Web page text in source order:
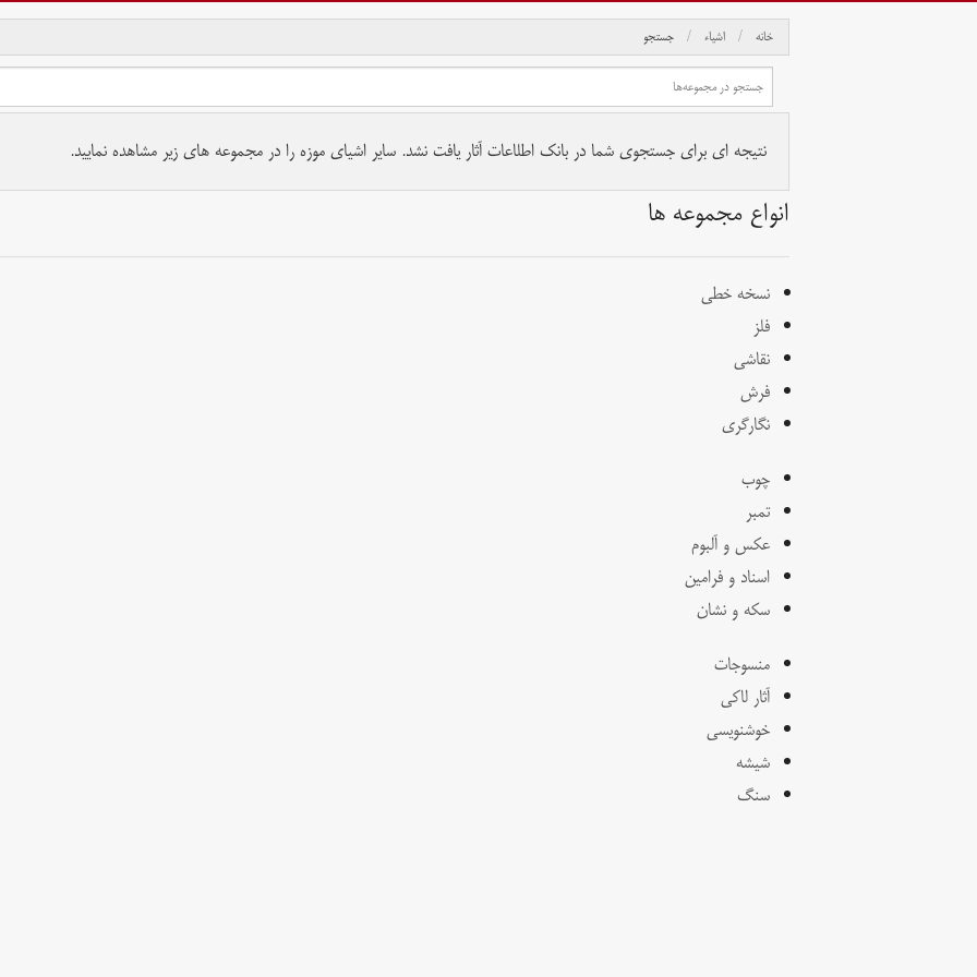
خانه اشیاء جستجو
نتیجه ای برای جستجوی شما در بانک اطلاعات آثار یافت نشد. سایر اشیای موزه را در مجموعه های زیر مشاهده نمایید.
انواع مجموعه ها
نسخه خطی
فلز
نقاشی
فرش
نگارگری
چوب
تمبر
عکس و آلبوم
اسناد و فرامین
سکه و نشان
منسوجات
آثار لاکی
خوشنویسی
شیشه
سنگ
تمام حقوق برای موسسه کتابخانه و موزه ملی ملک محفوظ است.